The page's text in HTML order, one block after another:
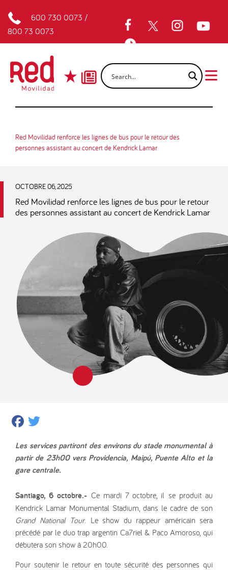
600 730 0073 /
800 73 0073
Red Movilidad renforce les lignes de bus pour le retour des
personnes assistant au concert de Kendrick Lamar
OCTOBRE 06, 2025
Red Movilidad renforce les lignes de bus pour le retour
des personnes assistant au concert de Kendrick Lamar
Facebook
Les services partiront des environs du stade monumental à
partir de 23h00 vers Providencia, Maipú, Puente Alto et la
gare centrale.
Santiago, 6 octobre.- Ce mardi 7 octobre, il se produit au
Kendrick Lamar Monumental Stadium, dans le cadre de son
Grand National Tour. Le show du rappeur américain sera
précédé par le duo trap argentin Ca7riel & Paco Amoroso, qui
débutera son show à 20h00.
Pour soutenir le retour en toute sécurité des personnes qui